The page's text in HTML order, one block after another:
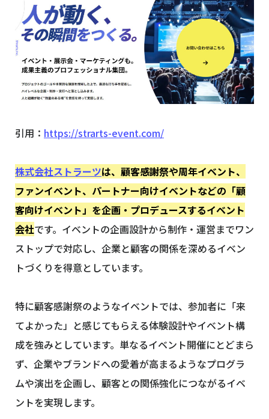
引用： https://strarts-event.com/
株式会社ストラーツは、顧客感謝祭や周年イベント、
ファンイベント、パートナー向けイベントなどの「顧
客向けイベント」を企画・プロデュースするイベント
会社です。イベントの企画設計から制作・運営までワン
ストップで対応し、企業と顧客の関係を深めるイベン
トづくりを得意としています。
特に顧客感謝祭のようなイベントでは、参加者に「来
てよかった」と感じてもらえる体験設計やイベント構
成を強みとしています。単なるイベント開催にとどまら
ず、企業やブランドへの愛着が高まるようなプログラ
ムや演出を企画し、顧客との関係強化につながるイベ
ントを実現します。